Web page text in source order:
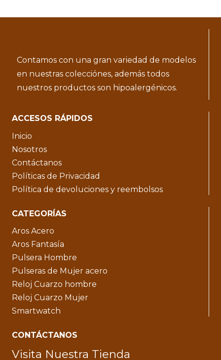
Contamos con una gran variedad de modelos
en nuestras colecciónes, además todos
nuestros productos son hipoalergénicos.
ACCESOS RÁPIDOS
Inicio
Nosotros
Contáctanos
Políticas de Privacidad
Política de devoluciones y reembolsos
CATEGORÍAS
Aros Acero
Aros Fantasía
Pulsera Hombre
Pulseras de Mujer acero
Reloj Cuarzo hombre
Reloj Cuarzo Mujer
Smartwatch
CONTÁCTANOS
Visita Nuestra Tienda